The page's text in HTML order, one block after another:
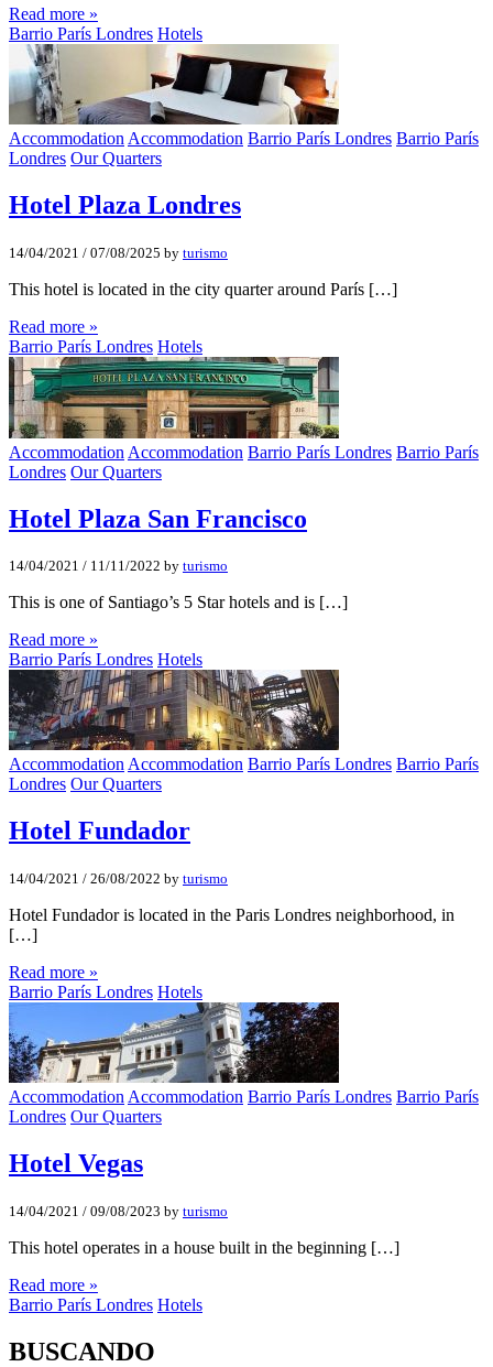
Read more »
Barrio París Londres Hotels
Accommodation Accommodation Barrio París Londres Barrio París
Londres Our Quarters
Hotel Plaza Londres
14/04/2021 / 07/08/2025 by turismo
This hotel is located in the city quarter around París […]
Read more »
Barrio París Londres Hotels
Accommodation Accommodation Barrio París Londres Barrio París
Londres Our Quarters
Hotel Plaza San Francisco
14/04/2021 / 11/11/2022 by turismo
This is one of Santiago’s 5 Star hotels and is […]
Read more »
Barrio París Londres Hotels
AccommodationAccommodation Barrio París Londres Barrio París
Londres Our Quarters
Hotel Fundador
14/04/2021 / 26/08/2022 by turismo
Hotel Fundador is located in the Paris Londres neighborhood, in
[…]
Read more »
Barrio París Londres Hotels
Accommodation Accommodation Barrio París Londres Barrio París
Londres Our Quarters
Hotel Vegas
14/04/2021 / 09/08/2023 by turismo
This hotel operates in a house built in the beginning […]
Read more »
Barrio París Londres Hotels
BUSCANDO